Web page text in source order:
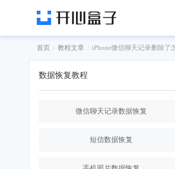
首页 教程文章 iPhone微信聊天记录删除了
数据恢复教程
微信聊天记录数据恢复
短信数据恢复